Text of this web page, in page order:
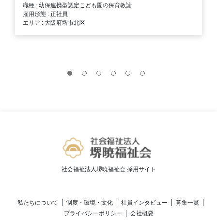
職種 : 幼保連携型認定こども園の保育教諭
雇用形態 : 正社員
エリア : 大阪府堺市北区
社会福祉法人堺暁福祉会 採用サイト
私たちについて 制度・環境・文化 社員インタビュー
募集一覧
プライバシーポリシー
会社概要